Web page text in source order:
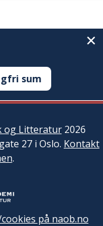
sum
og Litteratur2026
27 i Oslo. Kontakt
.
på naob.no